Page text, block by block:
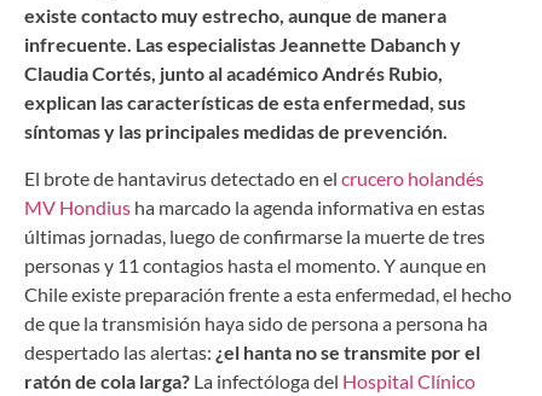
existe contacto muy estrecho, aunque de manera
infrecuente. Las especialistas Jeannette Dabanch y
Claudia Cortés, junto al académico Andrés Rubio,
explican las características de esta enfermedad, sus
síntomas y las principales medidas de prevención.
El brote de hantavirus detectado en el crucero holandés
MV Hondius ha marcado la agenda informativa en estas
últimas jornadas, luego de confirmarse la muerte de tres
personas y 11 contagios hasta el momento. Y aunque en
Chile existe preparación frente a esta enfermedad, el hecho
de que la transmisión haya sido de persona a persona ha
despertado las alertas: ¿el hanta no se transmite por el
ratón de cola larga? La infectóloga del Hospital Clínico